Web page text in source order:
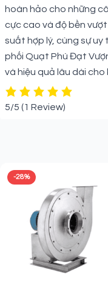
hoàn hảo cho những
cực cao và độ bền
suất hợp lý, cùng sự uy
phối Quạt Phú Đạt
và hiệu quả lâu dài cho
5/5 (1 Review)
-28%